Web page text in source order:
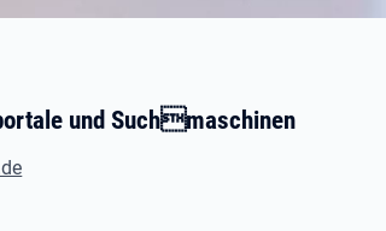
und Suchmaschinen